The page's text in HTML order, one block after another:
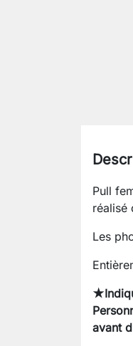
Pull
réalisé
Les
avant